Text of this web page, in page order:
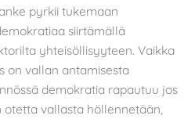
pyrkii tukemaan
siirtämällä
yhteisöllisyyteen. Vaikka
on vallan antamisesta
demokratia rapautuu jos
vallasta höllennetään,